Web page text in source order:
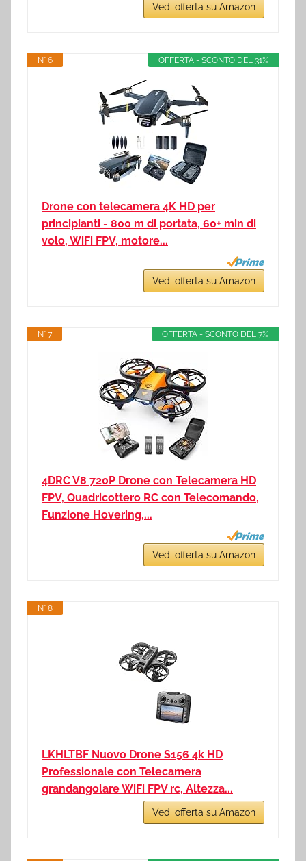
Vedi offerta su Amazon
OFFERTA - SCONTO DEL 31%
N° 6
Drone con telecamera 4K HD per
principianti - 800 m di portata, 60+ min di
volo, WiFi FPV, motore...
Vedi offerta su Amazon
OFFERTA - SCONTO DEL 7%
N° 7
4DRC V8 720P Drone con Telecamera HD
FPV, Quadricottero RC con Telecomando,
Funzione Hovering,...
Vedi offerta su Amazon
N° 8
LKHLTBF Nuovo Drone S156 4k HD
Professionale con Telecamera
grandangolare WiFi FPV rc, Altezza...
Vedi offerta su Amazon